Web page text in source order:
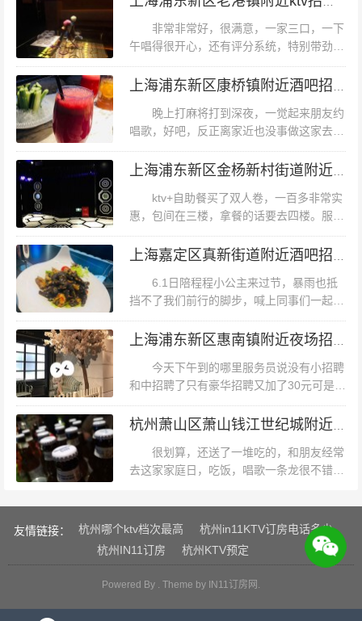
唱歌一直都是星聚会，环境设备都不错的地方很不错的娱
乐场所。。。。。。。杭州临安区河桥镇附近夜场招聘商
务接待,(不抽台费) 车公庙纯k（d2出口转个弯就是了）纯k
的包间是出了名的难预定‼️‼️于是提前了一个多星期订到
啦！均下来超便宜疫情期间入口需要扫描两个二维码登记
才能进入防疫工作消毒工作做的很严谨！服务态度超级
好！咔咔咔也很出片呢！喝了珍珠奶茶纯k的卤肉饭也是很
好吃！下次要特意去纯k吃吃吃哈哈哈哈！,
唱唱歌也不错。环境一般，音效一般，不团购的话就很贵
了杭州临安区河桥镇附近夜场招聘商务接待,(不抽台费)
非常非常好，很满意，一家三口，一下
午唱得很开心，还有评分系统，特别带劲。
如果有活动，还会继续团购，就是当天去的
时候很忙，说要等一个半小时，我们就先下
晚上打麻将打到深夜，一觉起来朋友约
唱歌，好吧，反正离家近也没事做这家去了
不知道多少趟，在我还不会玩大众点评的时
候吧团建一唱歌就是这里以前团购都是需要
ktv+自助餐买了双人卷，一百多非常实
惠，包间在三楼，拿餐的话要去四楼。服务
铃服务:很到位了，小姐姐态度非常好，服
务也很及时薄荷环境:很干净，隔音也不
6.1日陪程程小公主来过节，暴雨也抵
挡不了我们前行的脚步，喊上同事们一起聚
一聚，人多热闹，别小看这小六岁的娃儿太
给力，征服了在场的每个人，节奏感，音符
今天下午到的哪里服务员说没有小招聘
和中招聘了只有豪华招聘又加了30元可是明
明有空的招聘为什么要给我加钱的招聘的分
明就是欺骗消费者总之一个字好，音响效果
很划算，还送了一堆吃的，和朋友经常
去这家家庭日，吃饭，唱歌一条龙很不错无
提前打过电话问前台前台不耐烦的说了明天
一天都营业坐了一个多小时地铁来到这...
友情链接： 杭州哪个ktv档次最高
杭州in11KTV订房电话多少
杭州IN11订房
杭州KTV预定
Powered By . Theme by IN11订房网 .